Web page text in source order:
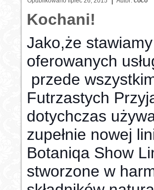
Kochani!
Jako,że
oferowanych
przede
Futrzastych
dotychczas
zupełnie nowej
Botaniqa Show
stworzone w